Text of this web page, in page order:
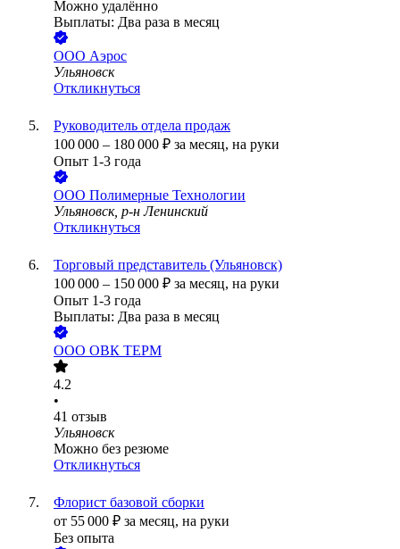
Можно удалённо
Выплаты: Два раза в месяц
ООО Аэрос
Ульяновск
Откликнуться
Руководитель отдела продаж
100 000 – 180 000 ₽ за месяц, на руки
Опыт 1-3 года
ООО Полимерные Технологии
Ульяновск, р-н Ленинский
Откликнуться
Торговый представитель (Ульяновск)
100 000 – 150 000 ₽ за месяц, на руки
Опыт 1-3 года
Выплаты: Два раза в месяц
ООО ОВК ТЕРМ
4.2
•
41 отзыв
Ульяновск
Можно без резюме
Откликнуться
Флорист базовой сборки
от 55 000 ₽ за месяц, на руки
Без опыта